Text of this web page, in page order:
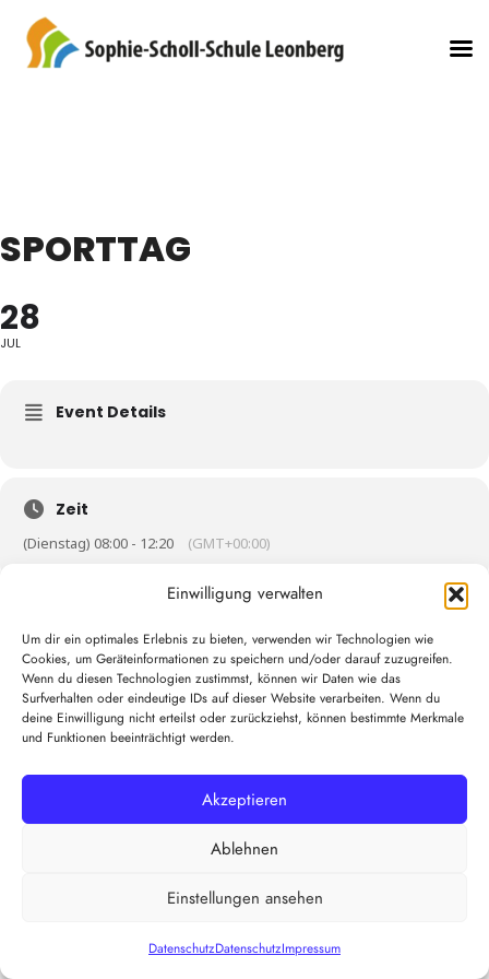
Einwilligung verwalten
Um dir ein optimales Erlebnis zu bieten, verwenden wir Technologien wie
Cookies, um Geräteinformationen zu speichern und/oder darauf zuzugreifen.
Wenn du diesen Technologien zustimmst, können wir Daten wie das
Surfverhalten oder eindeutige IDs auf dieser Website verarbeiten. Wenn du
deine Einwilligung nicht erteilst oder zurückziehst, können bestimmte Merkmale
und Funktionen beeinträchtigt werden.
Akzeptieren
Ablehnen
Einstellungen ansehen
DatenschutzDatenschutzImpressum
SPORTTAG
28
JUL
Event Details
Zeit
(Dienstag) 08:00 - 12:20 (GMT+00:00)